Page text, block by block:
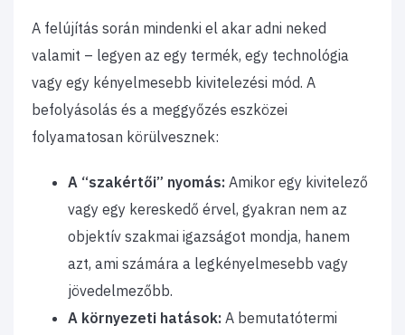
A felújítás során mindenki el akar adni neked
valamit – legyen az egy termék, egy technológia
vagy egy kényelmesebb kivitelezési mód. A
befolyásolás és a meggyőzés eszközei
folyamatosan körülvesznek:
A “szakértői” nyomás: Amikor egy kivitelező
vagy egy kereskedő érvel, gyakran nem az
objektív szakmai igazságot mondja, hanem
azt, ami számára a legkényelmesebb vagy
jövedelmezőbb.
A környezeti hatások: A bemutatótermi